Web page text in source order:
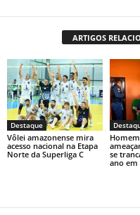
ARTIGOS
Destaque
Vôlei amazonense mira
acesso nacional na Etapa
Norte da Superliga C
se
ano em